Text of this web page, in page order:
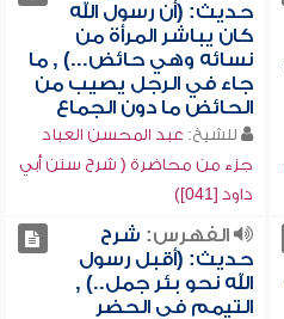
حديث: (أن رسول الله
كان يباشر المرأة من
نسائه وهي حائض...) , ما
جاء في الرجل يصيب من
الحائض ما دون الجماع
للشيخ: عبد المحسن العباد
جزء من محاضرة ( شرح سنن أبي
داود [041])
الفهرس: شرح
حديث: (أقبل رسول
الله نحو بئر جمل..) ,
التيمم في الحضر